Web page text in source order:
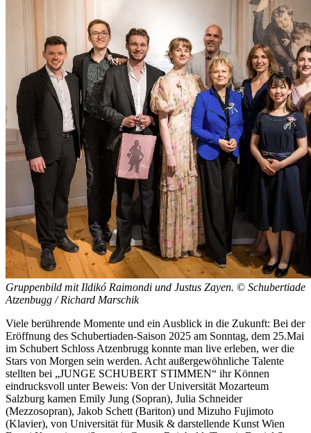
Gruppenbild mit Ildikó Raimondi und Justus Zayen. © Schubertiade
Atzenbugg / Richard Marschik
Viele berührende Momente und ein Ausblick in die Zukunft: Bei der
Eröffnung des Schubertiaden-Saison 2025 am Sonntag, dem 25.Mai
im Schubert Schloss Atzenbrugg konnte man live erleben, wer die
Stars von Morgen sein werden. Acht außergewöhnliche Talente
stellten bei „JUNGE SCHUBERT STIMMEN“ ihr Können
eindrucksvoll unter Beweis: Von der Universität Mozarteum
Salzburg kamen Emily Jung (Sopran), Julia Schneider
(Mezzosopran), Jakob Schett (Bariton) und Mizuho Fujimoto
(Klavier), von Universität für Musik & darstellende Kunst Wien